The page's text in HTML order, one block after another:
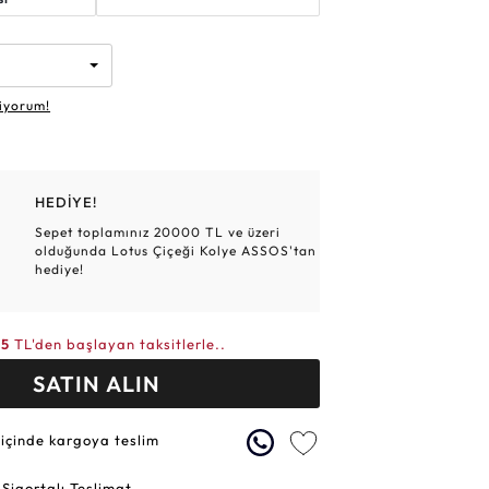
HEDİYE!
Sepet toplamınız 20000 TL ve üzeri
olduğunda Lotus Çiçeği Kolye ASSOS'tan
hediye!
TL'den başlayan taksitlerle..
SATIN ALIN
kargoya teslim